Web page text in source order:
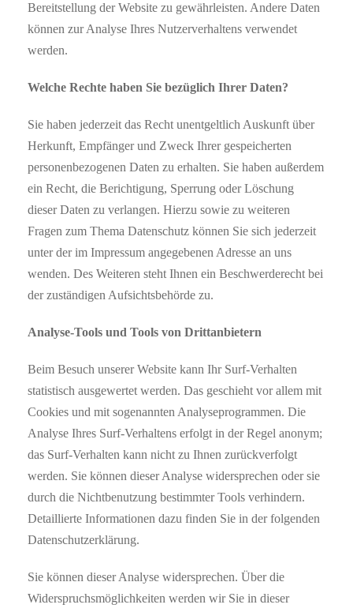
Bereitstellung der Website zu gewährleisten. Andere Daten
können zur Analyse Ihres Nutzerverhaltens verwendet
werden.
Welche Rechte haben Sie bezüglich Ihrer Daten?
Sie haben jederzeit das Recht unentgeltlich Auskunft über
Herkunft, Empfänger und Zweck Ihrer gespeicherten
personenbezogenen Daten zu erhalten. Sie haben außerdem
ein Recht, die Berichtigung, Sperrung oder Löschung
dieser Daten zu verlangen. Hierzu sowie zu weiteren
Fragen zum Thema Datenschutz können Sie sich jederzeit
unter der im Impressum angegebenen Adresse an uns
wenden. Des Weiteren steht Ihnen ein Beschwerderecht bei
der zuständigen Aufsichtsbehörde zu.
Analyse-Tools und Tools von Drittanbietern
Beim Besuch unserer Website kann Ihr Surf-Verhalten
statistisch ausgewertet werden. Das geschieht vor allem mit
Cookies und mit sogenannten Analyseprogrammen. Die
Analyse Ihres Surf-Verhaltens erfolgt in der Regel anonym;
das Surf-Verhalten kann nicht zu Ihnen zurückverfolgt
werden. Sie können dieser Analyse widersprechen oder sie
durch die Nichtbenutzung bestimmter Tools verhindern.
Detaillierte Informationen dazu finden Sie in der folgenden
Datenschutzerklärung.
Sie können dieser Analyse widersprechen. Über die
Widerspruchsmöglichkeiten werden wir Sie in dieser